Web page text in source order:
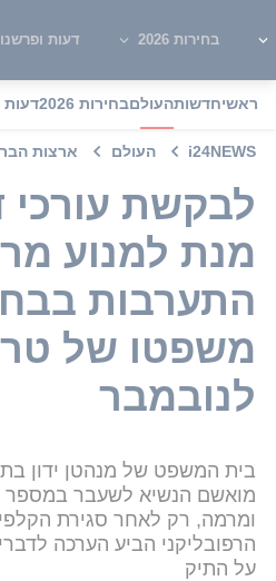
בחירות 2026 דעות
ראשיחדשותהעולםבחירות 2026 דעות
i24NEWS העולם ארצות
לבקשת עורכי
מנת למנוע
התערבות
משפטו של
לנובמבר
בית המשפט של מנהטן ידון
מואשם הנשיא לשעבר במספר
ומרמה, רק לאחר סגירת
הרפובליקני הביע הערכה
על התיק